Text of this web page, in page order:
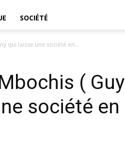
SOCIÉTÉ
qui laisse une société en...
( Guy
société en